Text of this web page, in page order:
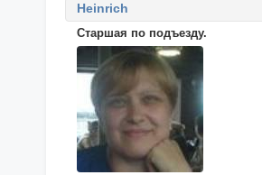
Heinrich
Старшая по подъезду.